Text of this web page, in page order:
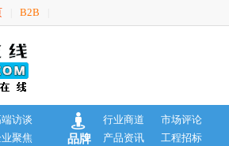
B2B
访谈
聚焦 品牌
行业商道
市场评论
产品资讯
工程招标